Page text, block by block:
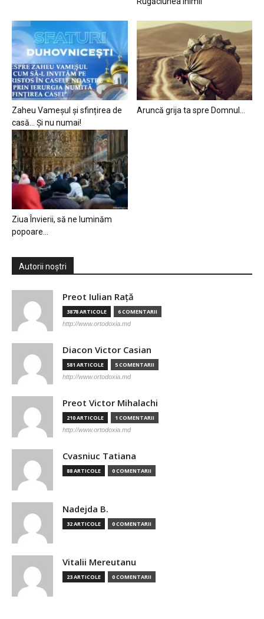
Zaheu Vameșul și sfințirea de
casă… Și nu numai!
Aruncă grija ta spre Domnul…
Ziua Învierii, să ne luminăm
popoare…
Autorii noștri
Preot Iulian Raţă
3878 ARTICOLE 6 COMENTARII
http://www.ortodoxia.md
Diacon Victor Casian
581 ARTICOLE 5 COMENTARII
http://www.ortodoxia.md
Preot Victor Mihalachi
210 ARTICOLE 1 COMENTARII
http://www.ortodoxia.md
Cvasniuc Tatiana
88 ARTICOLE 0 COMENTARII
Nadejda B.
32 ARTICOLE 0 COMENTARII
Vitalii Mereutanu
23 ARTICOLE 0 COMENTARII